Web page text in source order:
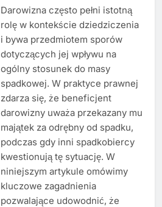
Darowizna często pełni istotną
rolę w kontekście dziedziczenia
i bywa przedmiotem sporów
dotyczących jej wpływu na
ogólny stosunek do masy
spadkowej. W praktyce prawnej
zdarza się, że beneficjent
darowizny uważa przekazany mu
majątek za odrębny od spadku,
podczas gdy inni spadkobiercy
kwestionują tę sytuację. W
niniejszym artykule omówimy
kluczowe zagadnienia
pozwalające udowodnić, że